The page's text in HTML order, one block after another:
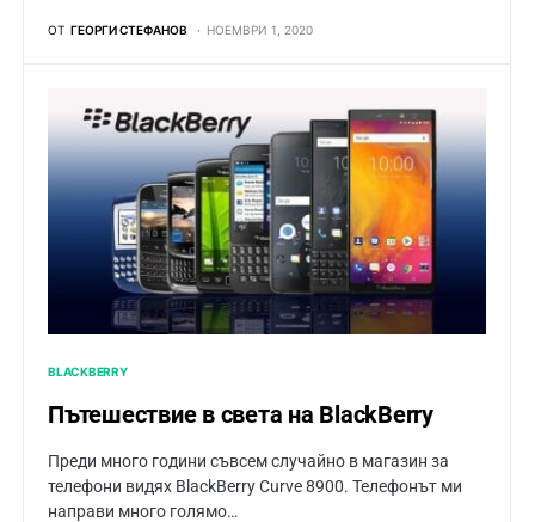
ОТ ГЕОРГИ СТЕФАНОВ НОЕМВРИ 1, 2020
BLACKBERRY
Пътешествие в света на BlackBerry
Преди много години съвсем случайно в магазин за
телефони видях BlackBerry Curve 8900. Телефонът ми
направи много голямо…